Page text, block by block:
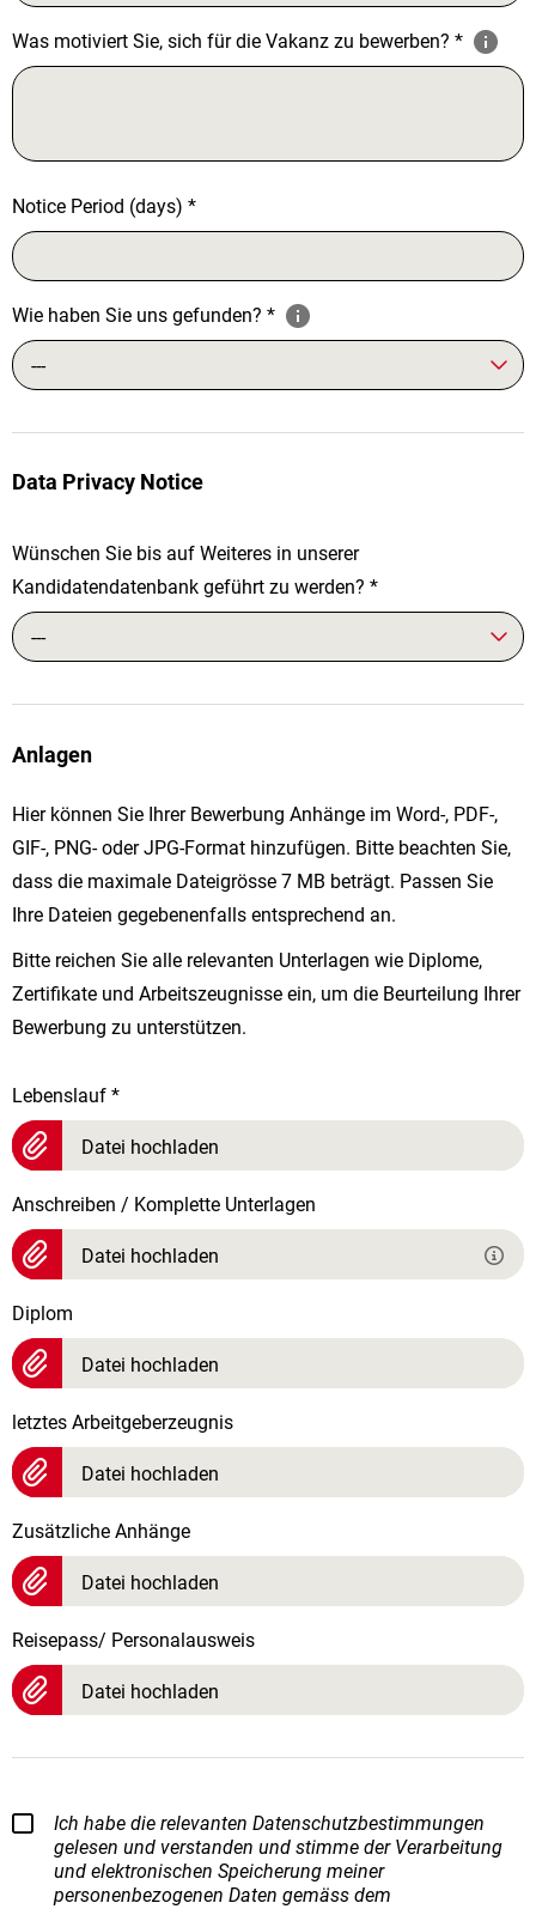
Was motiviert Sie, sich für die Vakanz zu bewerben? *
Notice Period (days) *
Wie haben Sie uns gefunden? *
---
Data Privacy Notice
Wünschen Sie bis auf Weiteres in unserer
Kandidatendatenbank geführt zu werden? *
---
Anlagen
Hier können Sie Ihrer Bewerbung Anhänge im Word-, PDF-,
GIF-, PNG- oder JPG-Format hinzufügen. Bitte beachten Sie,
dass die maximale Dateigrösse 7 MB beträgt. Passen Sie
Ihre Dateien gegebenenfalls entsprechend an.
Bitte reichen Sie alle relevanten Unterlagen wie Diplome,
Zertifikate und Arbeitszeugnisse ein, um die Beurteilung Ihrer
Bewerbung zu unterstützen.
Lebenslauf *
Datei hochladen
Anschreiben / Komplette Unterlagen
Datei hochladen
Diplom
Datei hochladen
letztes Arbeitgeberzeugnis
Datei hochladen
Zusätzliche Anhänge
Datei hochladen
Reisepass/ Personalausweis
Datei hochladen
Ich habe die relevanten Datenschutzbestimmungen
gelesen und verstanden und stimme der Verarbeitung
und elektronischen Speicherung meiner
personenbezogenen Daten gemäss dem